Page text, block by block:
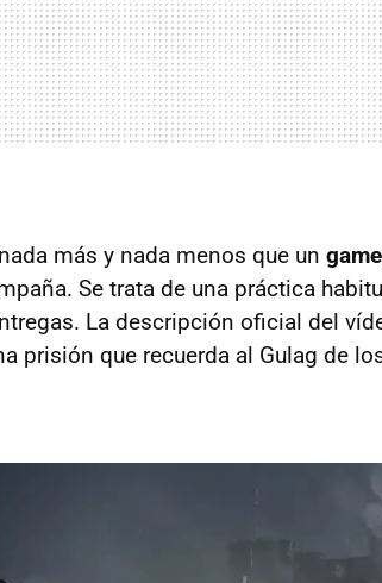
más y nada menos que un
Se trata de una práctica
La descripción oficial del
prisión que recuerda al Gulag de